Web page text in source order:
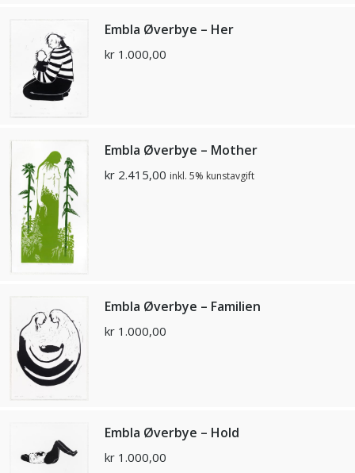
Embla Øverbye – Her
kr 1.000,00
Embla Øverbye – Mother
kr 2.415,00 inkl. 5% kunstavgift
Embla Øverbye – Familien
kr 1.000,00
Embla Øverbye – Hold
kr 1.000,00